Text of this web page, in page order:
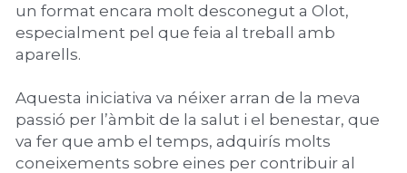
un format encara molt desconegut a Olot,
especialment pel que feia al treball amb
aparells.
Aquesta iniciativa va néixer arran de la meva
passió per l’àmbit de la salut i el benestar, que
va fer que amb el temps, adquirís molts
coneixements sobre eines per contribuir al